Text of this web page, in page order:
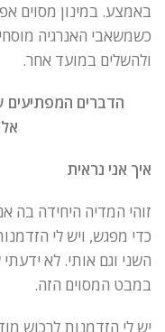
באמצע. במינון מסוים
כשמשאבי האנרגיה
ולהשלים במועד אחר.
הדברים המפתיעים
איך אני נראית
זוהי המדיה היחידה בה
כדי מפגש, ויש לי
השני וגם אותי. לא
במבט המסוים הזה.
יש לי הזדמנות לרכוש